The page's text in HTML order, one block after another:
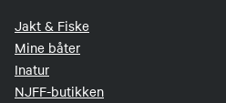
Jakt & Fiske
Mine båter
Inatur
NJFF-butikken